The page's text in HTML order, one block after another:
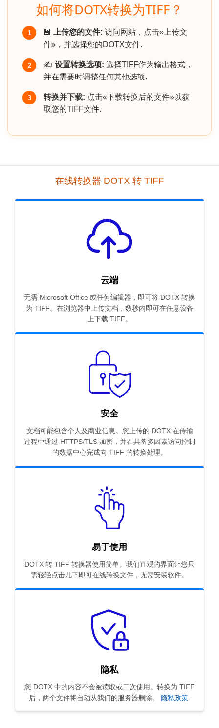
如何将DOTX转换为TIFF？
1 💾 上传您的文件: 访问网站，点击«上传文
件»，并选择您的DOTX文件.
2 ✍️ 设置转换选项: 选择TIFF作为输出格式，
并在需要时调整任何其他选项.
3 转换并下载: 点击«下载转换后的文件»以获
取您的TIFF文件.
在线转换器 DOTX 转 TIFF
云端
无需 Microsoft Office 或任何编辑器，即可将 DOTX 转换
为 TIFF。在浏览器中上传文档，数秒内即可在任意设备
上下载 TIFF。
安全
文档可能包含个人及商业信息。您上传的 DOTX 在传输
过程中通过 HTTPS/TLS 加密，并在具备多因素访问控制
的数据中心完成向 TIFF 的转换处理。
易于使用
DOTX 转 TIFF 转换器使用简单。我们直观的界面让您只
需轻轻点击几下即可在线转换文件，无需安装软件。
隐私
您 DOTX 中的内容不会被读取或二次使用。转换为 TIFF
后，两个文件将自动从我们的服务器删除。
隐私政策.